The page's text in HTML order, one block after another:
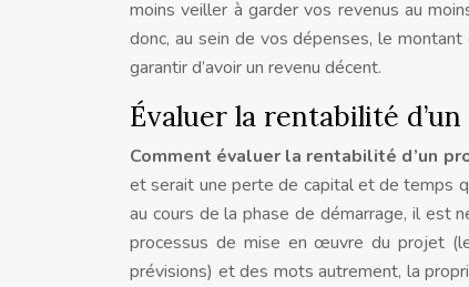
moins veiller à garder vos revenus au
donc, au sein de vos dépenses, le
garantir d’avoir un revenu décent.
Évaluer la rentabilité
Comment évaluer la rentabilité d’un
et serait une perte de capital et de temps
au cours de la phase de démarrage, il est
processus de mise en œuvre du projet
prévisions) et des mots autrement, la